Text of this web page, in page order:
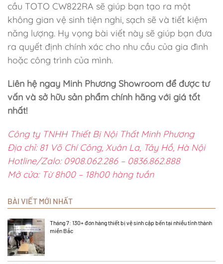
cầu TOTO CW822RA sẽ giúp bạn tạo ra một
không gian vệ sinh tiện nghi, sạch sẽ và tiết kiệm
năng lượng. Hy vọng bài viết này sẽ giúp bạn đưa
ra quyết định chính xác cho nhu cầu của gia đình
hoặc công trình của mình.
Liên hệ ngay Minh Phương Showroom để được tư
vấn và sở hữu sản phẩm chính hãng với giá tốt
nhất!
Công ty TNHH Thiết Bị Nội Thất Minh Phương
Địa chỉ: 81 Võ Chí Công, Xuân La, Tây Hồ, Hà Nội
Hotline/Zalo: 0908.062.286 – 0836.862.888
Mở cửa: Từ 8h00 – 18h00 hàng tuần
BÀI VIẾT MỚI NHẤT
Tháng 7: 130+ đơn hàng thiết bị vệ sinh cập bến tại nhiều tỉnh thành
miền Bắc